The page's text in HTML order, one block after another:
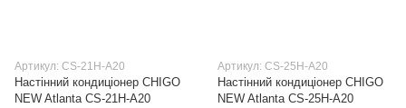
Артикул: CS-21H-A20
Настінний кондиціонер CHIGO
NEW Atlanta CS-21H-A20
Артикул: CS-25H-A20
Настінний кондиціонер CHIGO
NEW Atlanta CS-25H-A20